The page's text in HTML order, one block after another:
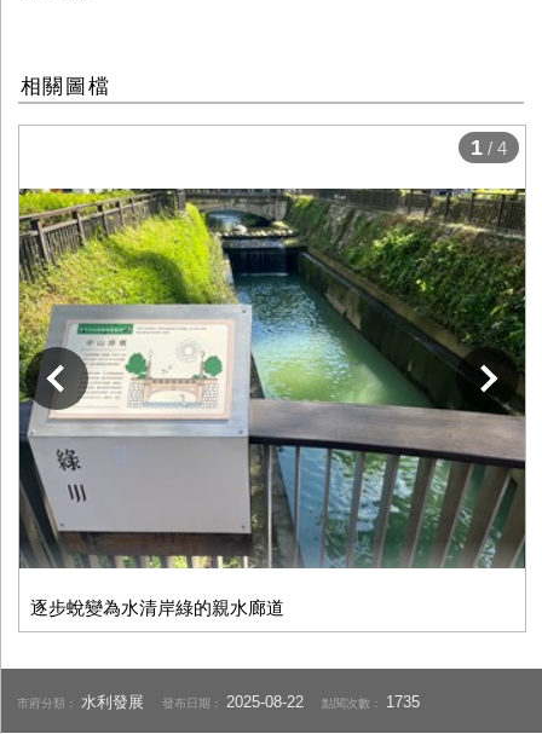
相關圖檔
逐步蛻變為水清岸綠的親水廊道
下一張
1 / 4
市府分類： 水利發展 發布日期： 2025-08-22 點閱次數： 1735